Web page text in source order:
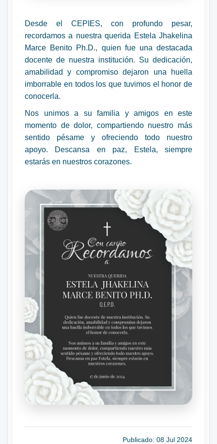
Desde el CEPIES, con profundo pesar,
recordamos a nuestra querida Estela Jhakelina
Marce Benito Ph.D., quien fue una destacada
docente de nuestra institución. Su dedicación,
amabilidad y compromiso dejaron una huella
imborrable en todos los que tuvimos el honor de
conocerla.
Nos unimos a su familia y amigos en este
momento de dolor, compartiendo nuestro más
sentido pésame y ofreciendo todo nuestro
apoyo. Descansa en paz, Estela, siempre
estarás en nuestros corazones.
Publicado: 08 Jul 2024